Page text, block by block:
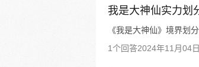
我是大神仙实力划
《我是大神仙》境界划
1个回答2024年11月04